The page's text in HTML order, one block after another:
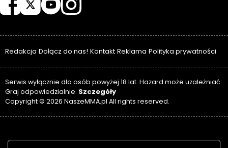
Redakcja Dołącz do nas! Kontakt Reklama Polityka prywatności
Serwis wyłącznie dla osób powyżej 18 lat. Hazard może uzależniać.
Graj odpowiedzialnie. Szczegóły
Copyright © 2026 NaszeMMA.pl All rights reserved.